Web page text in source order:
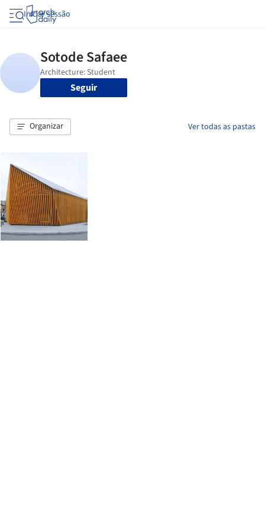
Iniciar sessão
Seguir
Organizar Ver todas as pastas